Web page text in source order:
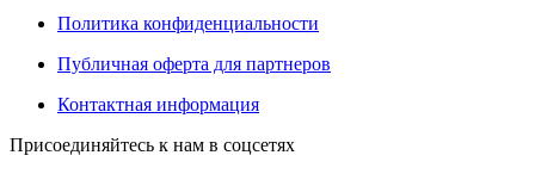
Политика конфиденциальности
Публичная оферта для партнеров
Контактная информация
Присоединяйтесь к нам в соцсетях